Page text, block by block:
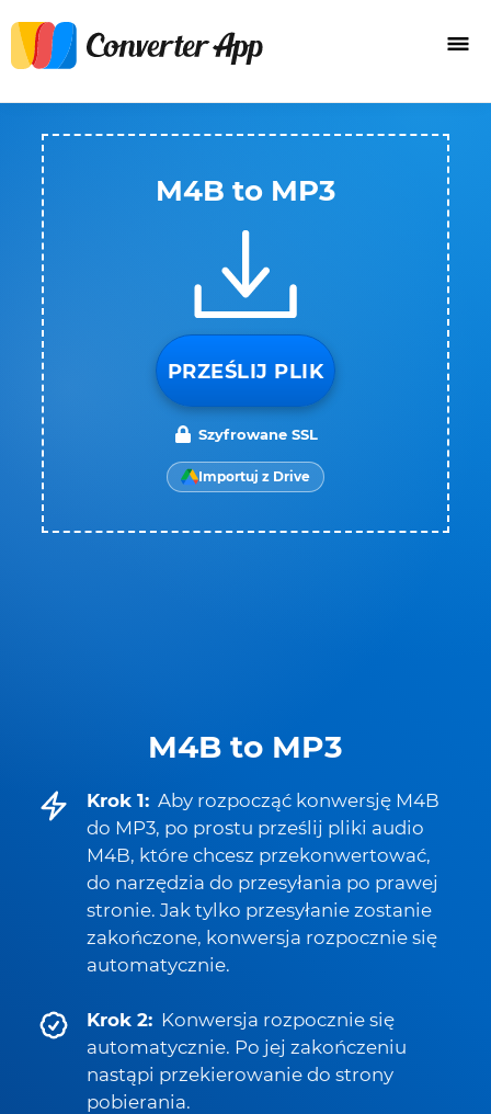
M4B to MP3
Krok 1: Aby rozpocząć konwersję M4B
do MP3, po prostu prześlij pliki audio
M4B, które chcesz przekonwertować,
do narzędzia do przesyłania po prawej
stronie. Jak tylko przesyłanie zostanie
zakończone, konwersja rozpocznie się
automatycznie.
Krok 2: Konwersja rozpocznie się
automatycznie. Po jej zakończeniu
nastąpi przekierowanie do strony
pobierania.
M4B to MP3
PRZEŚLIJ PLIK
Szyfrowane SSL
Importuj z Drive